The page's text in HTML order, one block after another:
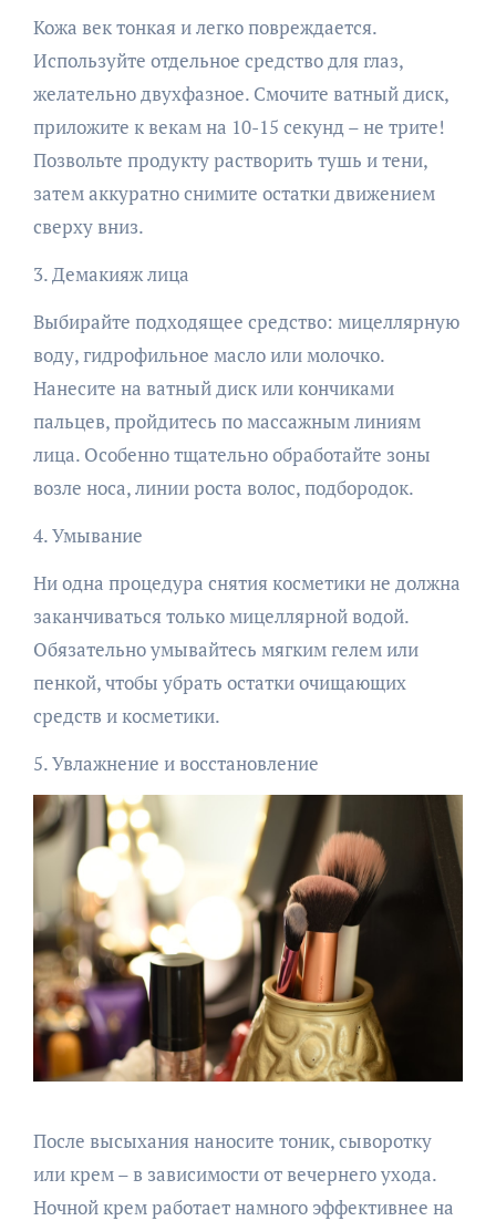
Кожа век тонкая и легко повреждается.
Используйте отдельное средство для глаз,
желательно двухфазное. Смочите ватный диск,
приложите к векам на 10-15 секунд – не трите!
Позвольте продукту растворить тушь и тени,
затем аккуратно снимите остатки движением
сверху вниз.
3. Демакияж лица
Выбирайте подходящее средство: мицеллярную
воду, гидрофильное масло или молочко.
Нанесите на ватный диск или кончиками
пальцев, пройдитесь по массажным линиям
лица. Особенно тщательно обработайте зоны
возле носа, линии роста волос, подбородок.
4. Умывание
Ни одна процедура снятия косметики не должна
заканчиваться только мицеллярной водой.
Обязательно умывайтесь мягким гелем или
пенкой, чтобы убрать остатки очищающих
средств и косметики.
5. Увлажнение и восстановление
После высыхания наносите тоник, сыворотку
или крем – в зависимости от вечернего ухода.
Ночной крем работает намного эффективнее на